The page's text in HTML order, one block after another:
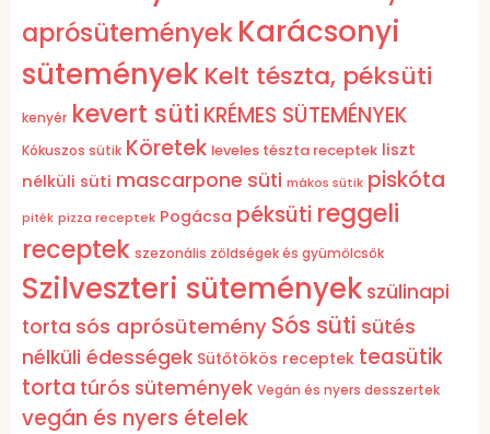
aprósüteményekKarácsonyi
sütemények Kelt tészta, péksüti
kenyér kevert süti KRÉMES SÜTEMÉNYEK
Kókuszos sütik Köretek leveles tészta receptek liszt
nélküli süti mascarpone süti mákos sütik piskóta
piték pizza receptek Pogácsa péksüti reggeli
receptek szezonális zöldségek és gyümölcsök
Szilveszteri sütemények szülinapi
torta sós aprósütemény Sós süti sütés
nélküli édességek Sütőtökös receptek teasütik
torta túrós sütemények Vegán és nyers desszertek
vegán és nyers ételek